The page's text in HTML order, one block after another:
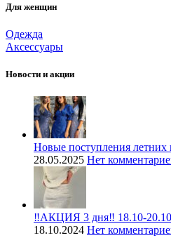
Для женщин
Одежда
Аксессуары
Новости и акции
Новые поступления летних
28.05.2025 Нет
‼️АКЦИЯ 3 дня‼️ 18.10-20.10
18.10.2024 Нет